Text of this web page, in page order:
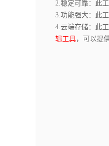
2.稳定可靠：此
3.功能强大：此
4.云端存储：此
辑工具，可以提